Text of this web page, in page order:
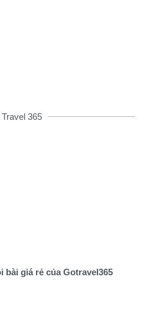
365
bài giá rẻ của Gotravel365